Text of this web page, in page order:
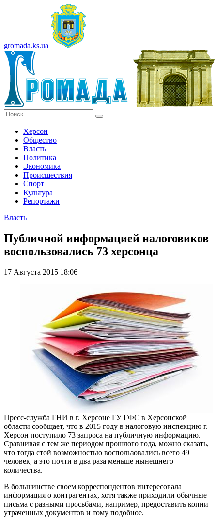
gromada.ks.ua
Херсон
Общество
Власть
Политика
Экономика
Происшествия
Спорт
Культура
Репортажи
Власть
Публичной информацией налоговиков
воспользовались 73 херсонца
17 Августа 2015 18:06
Пресс-служба ГНИ в г. Херсоне ГУ ГФС в Херсонской
области сообщает, что в 2015 году в налоговую инспекцию г.
Херсон поступило 73 запроса на публичную информацию.
Сравнивая с тем же периодом прошлого года, можно сказать,
что тогда єтой возможностью воспользовались всего 49
человек, а это почти в два раза меньше нынешнего
количества.
В большинстве своем корреспондентов интересовала
информация о контрагентах, хотя также приходили обычные
письма с разными просьбами, например, предоставить копии
утраченных документов и тому подобное.